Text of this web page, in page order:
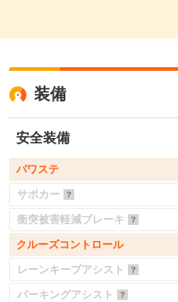
装備
安全装備
パワステ
サポカー
衝突被害軽減ブレーキ
クルーズコントロール
レーンキープアシスト
パーキングアシスト